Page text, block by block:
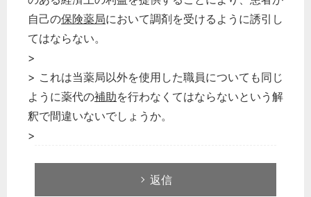
自己の保険薬局において調剤を受けるように誘引し
てはならない。
>
> これは当薬局以外を使用した職員についても同じ
ように薬代の補助を行わなくてはならないという解
釈で間違いないでしょうか。
>
返信